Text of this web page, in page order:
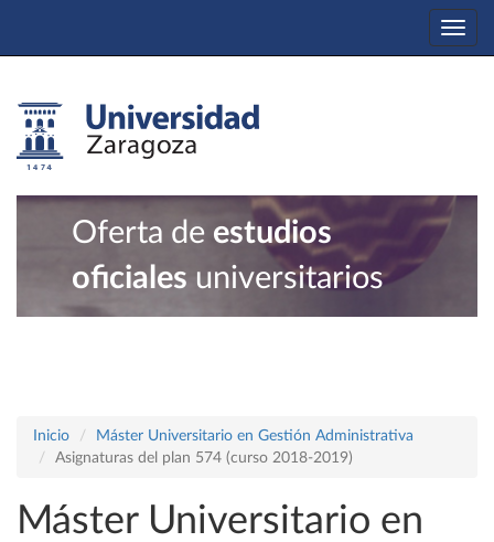
Oferta de estudios
oficiales universitarios
Inicio
Máster Universitario en Gestión Administrativa
Asignaturas del plan 574 (curso 2018-2019)
Máster Universitario en